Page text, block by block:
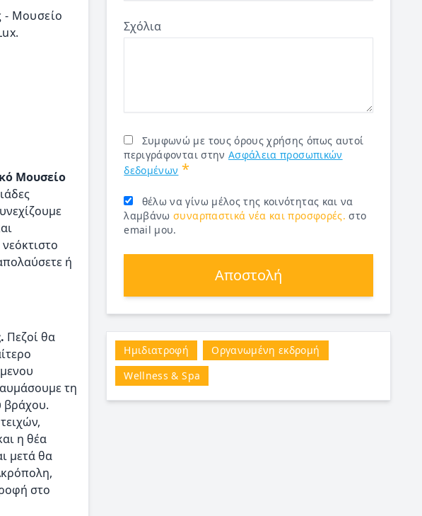
- Μουσείο
Μουσείο
ή
Πεζοί θα
τη
βράχου.
η θέα
μετά θα
στο
Σχόλια
Συμφωνώ με τους όρους χρήσης όπως αυτοί
περιγράφονται στην Ασφάλεια προσωπικών
δεδομένων *
θέλω να γίνω μέλος της κοινότητας και να
λαμβάνωσυναρπαστικά νέα και προσφορές. στο
email μου.
Αποστολή
Ημιδιατροφή
Οργανωμένη εκδρομή
Wellness & Spa